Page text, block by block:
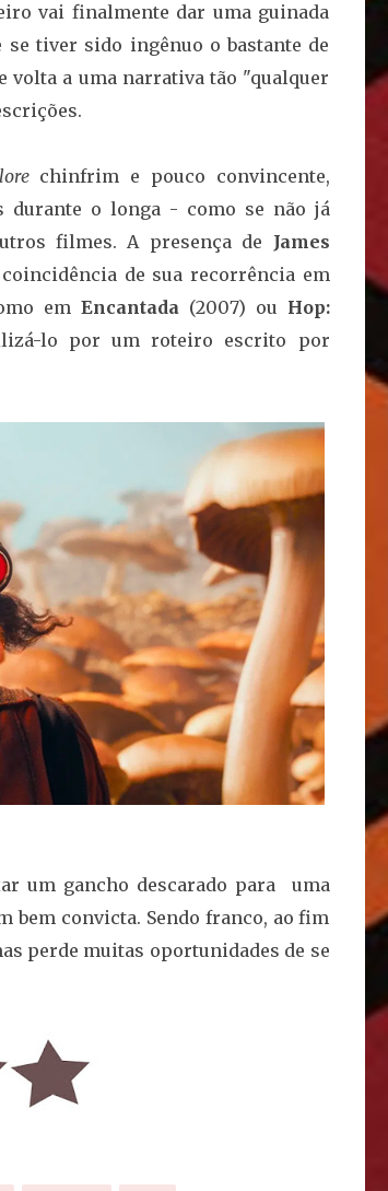
vai finalmente dar uma guinada
tiver sido ingênuo o bastante de
volta a uma narrativa tão "qualquer
lorechinfrim e pouco convincente,
durante o longa - como se não já
filmes. A presença de James
de sua recorrência em
em Encantada(2007) ou Hop:
lo por um roteiro escrito por
um gancho descarado para uma
bem convicta. Sendo franco, ao fim
perde muitas oportunidades de se